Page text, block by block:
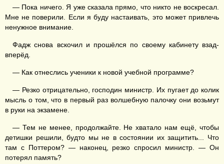
— Пока ничего. Я уже сказала прямо, что никто не воскресал.
Мне не поверили. Если я буду настаивать, это может привлечь
ненужное внимание.
Фадж снова вскочил и прошёлся по своему кабинету взад-
вперёд.
— Как отнеслись ученики к новой учебной программе?
— Резко отрицательно, господин министр. Их пугает до колик
мысль о том, что в первый раз волшебную палочку они возьмут
в руки на экзамене.
— Тем не менее, продолжайте. Не хватало нам ещё, чтобы
детишки решили, будто мы не в состоянии их защитить... Что
там с Поттером? — наконец, резко спросил министр. — Он
потерял память?